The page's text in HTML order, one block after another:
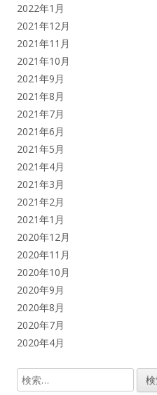
2022年1月
2021年12月
2021年11月
2021年10月
2021年9月
2021年8月
2021年7月
2021年6月
2021年5月
2021年4月
2021年3月
2021年2月
2021年1月
2020年12月
2020年11月
2020年10月
2020年9月
2020年8月
2020年7月
2020年4月
検